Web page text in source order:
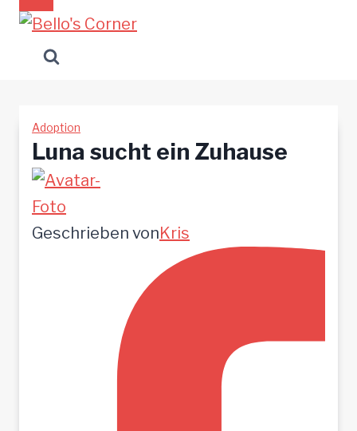
Adoption
Luna sucht ein Zuhause
Geschrieben vonKris